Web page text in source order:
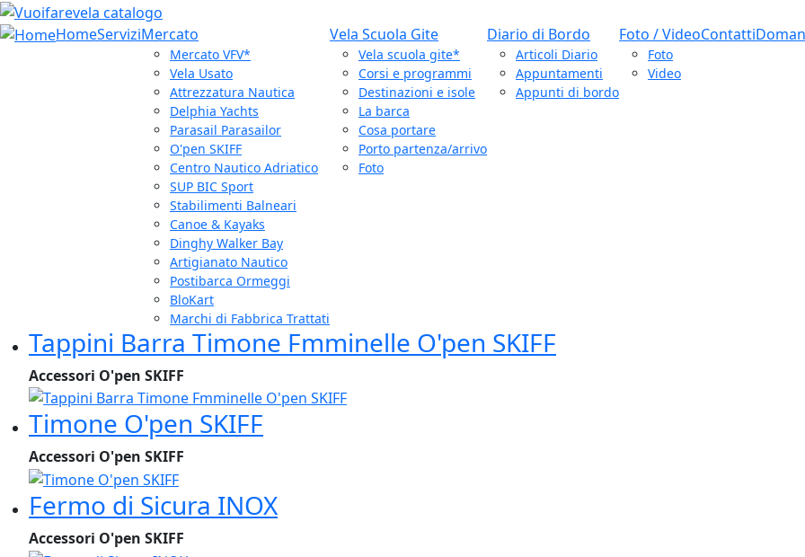
HomeServiziMercato
Mercato VFV*
Vela Usato
Attrezzatura Nautica
Delphia Yachts
Parasail Parasailor
O'pen SKIFF
Centro Nautico Adriatico
SUP BIC Sport
Stabilimenti Balneari
Canoe & Kayaks
Dinghy Walker Bay
Artigianato Nautico
Postibarca Ormeggi
BloKart
Marchi di Fabbrica Trattati
Vela Scuola Gite
Vela scuola gite*
Corsi e programmi
Destinazioni e isole
La barca
Cosa portare
Porto partenza/arrivo
Foto
Diario di Bordo
Articoli Diario
Appuntamenti
Appunti di bordo
Foto / Video
Foto
Video
Contatti
Tappini Barra Timone Fmminelle O'pen SKIFF
Accessori O'pen SKIFF
Timone O'pen SKIFF
Accessori O'pen SKIFF
Fermo di Sicura INOX
Accessori O'pen SKIFF